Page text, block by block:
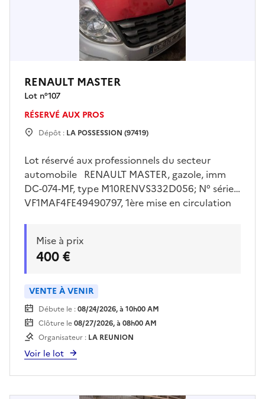
RENAULT MASTER
Lot n°107
RÉSERVÉ AUX PROS
Dépôt : LA POSSESSION (97419)
Lot réservé aux professionnels du secteur
automobile RENAULT MASTER, gazole, imm
DC-074-MF, type M10RENVS332D056; N° série
VF1MAF4FE49490797, 1ère mise en circulation
Enlèvement sur plateau à la charge de
l'acquéreur et sur rendez vous
Mise à prix
400 €
VENTE À VENIR
Débute le :08/24/2026, à 10h00 AM
Clôture le08/27/2026, à 08h00 AM
Organisateur : LA REUNION
Voir le lot